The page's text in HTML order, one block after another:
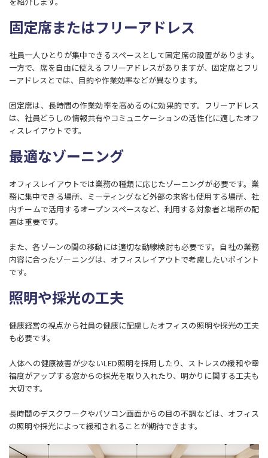
固定席またはフリーアドレス
社員一人ひとりが集中できるスペースとして固定席の設置があります。
一方で、席を自由に使えるフリーアドレスがありますが、固定席とフリ
ーアドレスとでは、目的や作業効率などが異なります。
固定席は、長時間の作業効率を高めるのに効果的です。フリーアドレス
は、社員どうしの情報共有やコミュニケーションの活性化に適したオフ
ィスレイアウトです。
最適なゾーニング
オフィスレイアウトでは業務の種類に応じたゾーニングが必要です。業
務に集中できる場所、ミーティングなど外部の来客も使用する場所、社
内チームで活用するオープンスペースなど、利用する対象者と場所の配
置は重要です。
また、各ゾーンの間の移動には適切な動線検討も必要です。自社の業務
内容に合ったゾーニングは、オフィスレイアウトで考慮したいポイント
です。
照明や採光の工夫
健康経営の視点から社員の健康に配慮したオフィスの照明や採光の工夫
も必要です。
人体への健康被害が少ないLED照明を採用したり、ストレスの緩和や幸
福度がアップする窓からの採光を取り入れたり、明かりに関する工夫も
大切です。
長時間のデスクワークやパソコン画面からの目の不調などは、オフィス
の照明や採光によって緩和されることが期待できます。